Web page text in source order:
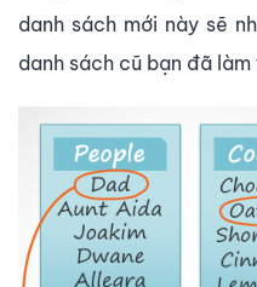
danh sách mới này sẽ
danh sách cũ bạn đã